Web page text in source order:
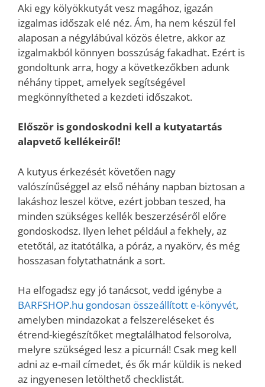
Aki egy kölyökkutyát vesz magához, igazán
izgalmas időszak elé néz. Ám, ha nem készül fel
alaposan a négylábúval közös életre, akkor az
izgalmakból könnyen bosszúság fakadhat. Ezért is
gondoltunk arra, hogy a következőkben adunk
néhány tippet, amelyek segítségével
megkönnyítheted a kezdeti időszakot.
Először is gondoskodni kell a kutyatartás
alapvető kellékeiről!
A kutyus érkezését követően nagy
valószínűséggel az első néhány napban biztosan a
lakáshoz leszel kötve, ezért jobban teszed, ha
minden szükséges kellék beszerzéséről előre
gondoskodsz. Ilyen lehet például a fekhely, az
etetőtál, az itatótálka, a póráz, a nyakörv, és még
hosszasan folytathatnánk a sort.
Ha elfogadsz egy jó tanácsot, vedd igénybe a
BARFSHOP.hu gondosan összeállított e-könyvét,
amelyben mindazokat a felszereléseket és
étrend-kiegészítőket megtalálhatod felsorolva,
melyre szükséged lesz a picurnál! Csak meg kell
adni az e-mail címedet, és ők már küldik is neked
az ingyenesen letölthető checklistát.